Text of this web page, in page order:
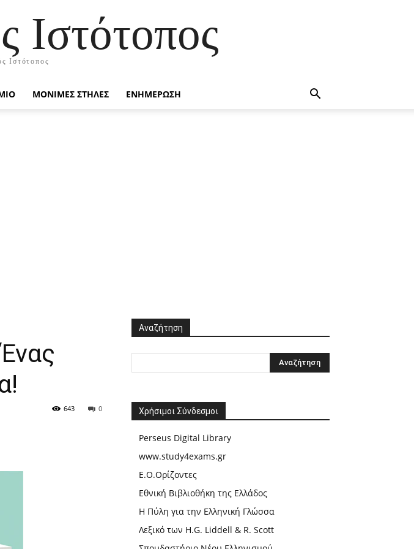
Ιστότοπος
Ιστότοπος
ΜΟΝΙΜΕΣ ΣΤΗΛΕΣ ΕΝΗΜΕΡΩΣΗ
0
643
Αναζήτηση
Χρήσιμοι Σύνδεσμοι
Perseus Digital Library
www.study4exams.gr
Ε.Ο.Ορίζοντες
Εθνική Βιβλιοθήκη της Ελλάδος
Η Πύλη για την Ελληνική Γλώσσα
Λεξικό των H.G. Liddell & R. Scott